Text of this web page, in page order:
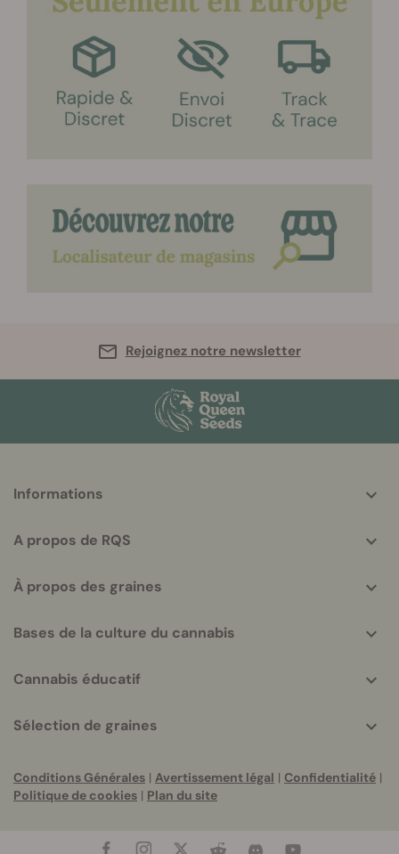
Rejoignez notre newsletter
helpful
Informations
A propos de RQS
À propos des graines
Bases de la culture du cannabis
Cannabis éducatif
Sélection de graines
Conditions Générales | Avertissement légal | Confidentialité |
Politique de cookies | Plan du site